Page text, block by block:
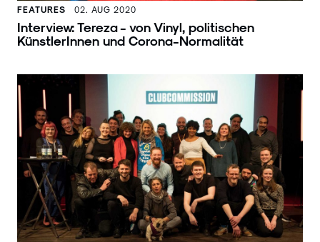
FEATURES 02. AUG 2020
Interview: Tereza - von Vinyl, politischen
KünstlerInnen und Corona-Normalität